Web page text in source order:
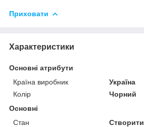
Приховати
Характеристики
Основні атрибути
Країна виробник
Україна
Колір
Чорний
Основні
Стан
Створити